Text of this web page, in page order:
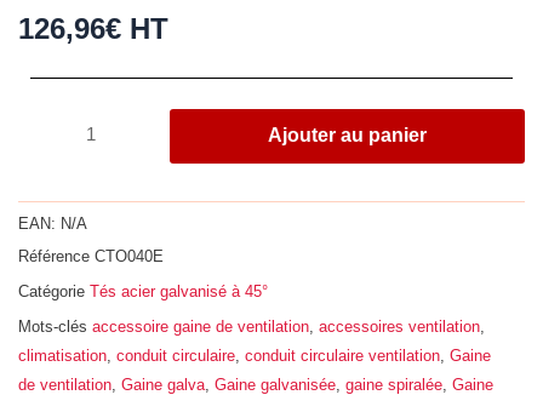
126,96€ HT
à
acier
galvanisé
Z275,
Ø
400
Ajouter au panier
EAN: N/A
Référence CTO040E
Catégorie Tés acier galvanisé à 45°
Mots-clés accessoire gaine de ventilation accessoires ventilation
climatisation conduit circulaire conduit circulaire ventilation Gaine
de ventilation Gaine galva Gaine galvanisée gaine spiralée Gaine